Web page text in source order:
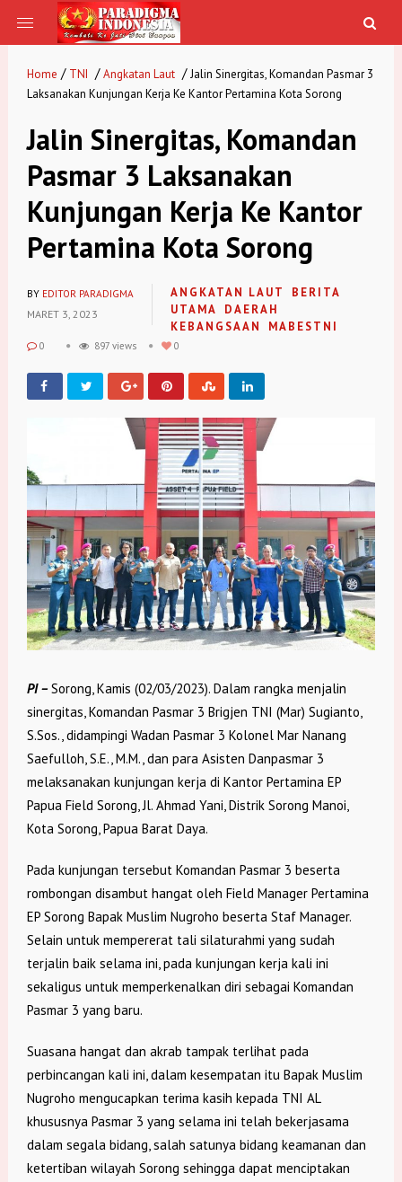
Home / TNI / Angkatan Laut / Jalin Sinergitas, Komandan Pasmar 3
Laksanakan Kunjungan Kerja Ke Kantor Pertamina Kota Sorong
Jalin Sinergitas, Komandan
Pasmar 3 Laksanakan
Kunjungan Kerja Ke Kantor
Pertamina Kota Sorong
BY EDITOR PARADIGMA
MARET 3, 2023
ANGKATAN LAUT
BERITA
UTAMA
DAERAH
KEBANGSAAN
MABESTNI
0 897 views 0
PI –Sorong, Kamis (02/03/2023). Dalam rangka menjalin
sinergitas, Komandan Pasmar 3 Brigjen TNI (Mar) Sugianto,
S.Sos., didampingi Wadan Pasmar 3 Kolonel Mar Nanang
Saefulloh, S.E., M.M., dan para Asisten Danpasmar 3
melaksanakan kunjungan kerja di Kantor Pertamina EP
Papua Field Sorong, Jl. Ahmad Yani, Distrik Sorong Manoi,
Kota Sorong, Papua Barat Daya.
Pada kunjungan tersebut Komandan Pasmar 3 beserta
rombongan disambut hangat oleh Field Manager Pertamina
EP Sorong Bapak Muslim Nugroho beserta Staf Manager.
Selain untuk mempererat tali silaturahmi yang sudah
terjalin baik selama ini, pada kunjungan kerja kali ini
sekaligus untuk memperkenalkan diri sebagai Komandan
Pasmar 3 yang baru.
Suasana hangat dan akrab tampak terlihat pada
perbincangan kali ini, dalam kesempatan itu Bapak Muslim
Nugroho mengucapkan terima kasih kepada TNI AL
khususnya Pasmar 3 yang selama ini telah bekerjasama
dalam segala bidang, salah satunya bidang keamanan dan
ketertiban wilayah Sorong sehingga dapat menciptakan